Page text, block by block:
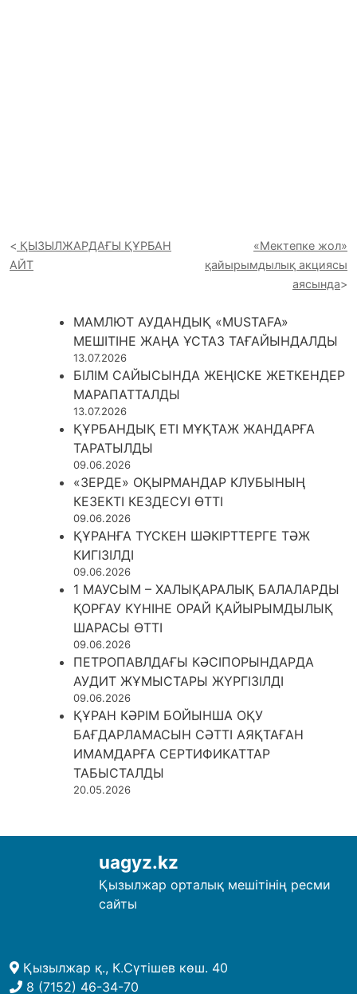
ҚЫЗЫЛЖАРДАҒЫ ҚҰРБАН
АЙТ
«Мектепке жол»
қайырымдылық акциясы
аясында
МАМЛЮТ АУДАНДЫҚ «MUSTAFA»
МЕШІТІНЕ ЖАҢА ҰСТАЗ ТАҒАЙЫНДАЛДЫ
13.07.2026
БІЛІМ САЙЫСЫНДА ЖЕҢІСКЕ ЖЕТКЕНДЕР
МАРАПАТТАЛДЫ
13.07.2026
ҚҰРБАНДЫҚ ЕТІ МҰҚТАЖ ЖАНДАРҒА
ТАРАТЫЛДЫ
09.06.2026
«ЗЕРДЕ» ОҚЫРМАНДАР КЛУБЫНЫҢ
КЕЗЕКТІ КЕЗДЕСУІ ӨТТІ
09.06.2026
ҚҰРАНҒА ТҮСКЕН ШӘКІРТТЕРГЕ ТӘЖ
КИГІЗІЛДІ
09.06.2026
1 МАУСЫМ – ХАЛЫҚАРАЛЫҚ БАЛАЛАРДЫ
ҚОРҒАУ КҮНІНЕ ОРАЙ ҚАЙЫРЫМДЫЛЫҚ
ШАРАСЫ ӨТТІ
09.06.2026
ПЕТРОПАВЛДАҒЫ КӘСІПОРЫНДАРДА
АУДИТ ЖҰМЫСТАРЫ ЖҮРГІЗІЛДІ
09.06.2026
ҚҰРАН КӘРІМ БОЙЫНША ОҚУ
БАҒДАРЛАМАСЫН СӘТТІ АЯҚТАҒАН
ИМАМДАРҒА СЕРТИФИКАТТАР
ТАБЫСТАЛДЫ
20.05.2026
uagyz.kz
Қызылжар орталық мешітінің ресми
сайты
Қызылжар қ., К.Сүтішев көш. 40
8 (7152) 46-34-70